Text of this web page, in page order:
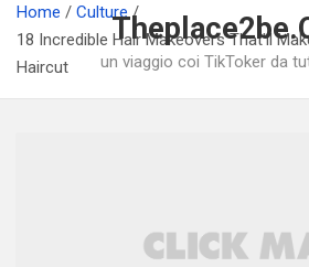
un viaggio coi TikToker da
Home
Culture
18 Incredible Hair Makeovers That’ll
Haircut